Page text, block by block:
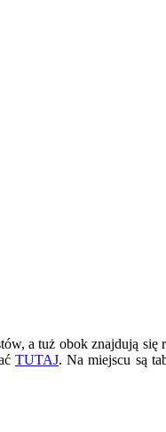
a tuż obok znajdują
TUTAJ. Na miejscu są